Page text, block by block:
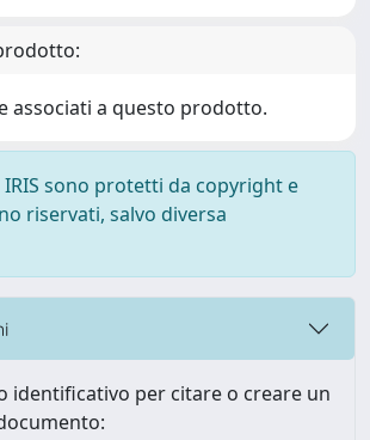
associati a questo prodotto.
sono protetti da copyright e
riservati, salvo diversa
identificativo per citare o creare un